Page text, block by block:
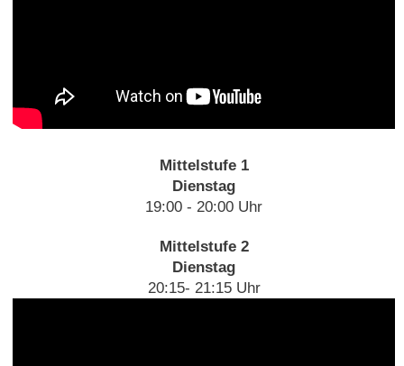
Mittelstufe 1
Dienstag
19:00 - 20:00 Uhr
Mittelstufe 2
Dienstag
20:15- 21:15 Uhr